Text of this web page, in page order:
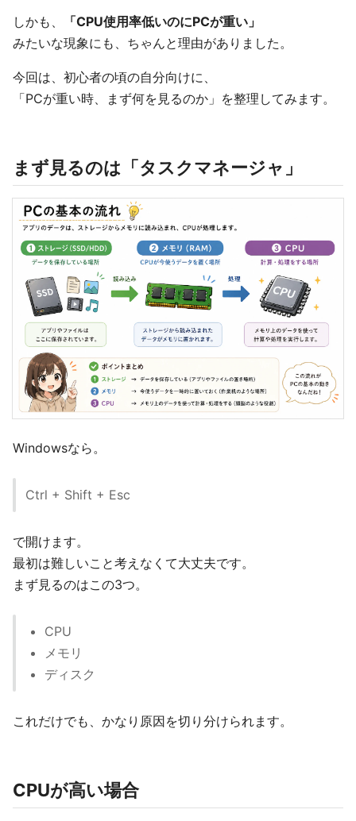
しかも、
「CPU使用率低いのにPCが重い」
みたいな現象にも、ちゃんと理由がありました。
今回は、初心者の頃の自分向けに、
「PCが重い時、まず何を見るのか」を整理してみます。
まず見るのは「タスクマネージャ」
Windowsなら。
Ctrl + Shift + Esc
で開けます。
最初は難しいこと考えなくて大丈夫です。
まず見るのはこの3つ。
CPU
メモリ
ディスク
これだけでも、かなり原因を切り分けられます。
CPUが高い場合